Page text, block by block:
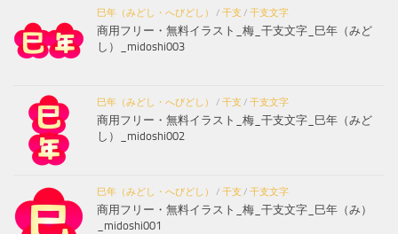
巳年（みどし・へびどし） / 干支 / 干支文字
商用フリー・無料イラスト_梅_干支文字_巳年（みど
し）_midoshi003
巳年（みどし・へびどし） / 干支 / 干支文字
商用フリー・無料イラスト_梅_干支文字_巳年（みど
し）_midoshi002
巳年（みどし・へびどし） / 干支 / 干支文字
商用フリー・無料イラスト_梅_干支文字_巳年（み）
_midoshi001